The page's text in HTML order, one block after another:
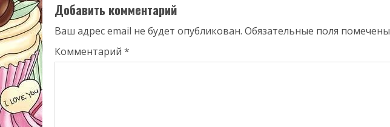
Добавить комментарий
Ваш адрес email не будет опубликован. Обязательные поля помечены
Комментарий *